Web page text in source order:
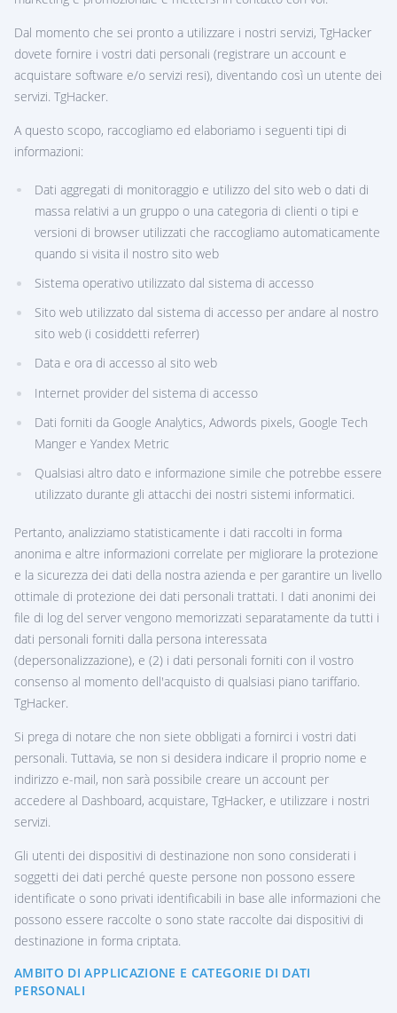
Dal momento che sei pronto a utilizzare i nostri servizi, TgHacker
dovete fornire i vostri dati personali (registrare un account e
acquistare software e/o servizi resi), diventando così un utente dei
servizi. TgHacker.
A questo scopo, raccogliamo ed elaboriamo i seguenti tipi di
informazioni:
Dati aggregati di monitoraggio e utilizzo del sito web o dati di
massa relativi a un gruppo o una categoria di clienti o tipi e
versioni di browser utilizzati che raccogliamo automaticamente
quando si visita il nostro sito web
Sistema operativo utilizzato dal sistema di accesso
Sito web utilizzato dal sistema di accesso per andare al nostro
sito web (i cosiddetti referrer)
Data e ora di accesso al sito web
Internet provider del sistema di accesso
Dati forniti da Google Analytics, Adwords pixels, Google Tech
Manger e Yandex Metric
Qualsiasi altro dato e informazione simile che potrebbe essere
utilizzato durante gli attacchi dei nostri sistemi informatici.
Pertanto, analizziamo statisticamente i dati raccolti in forma
anonima e altre informazioni correlate per migliorare la protezione
e la sicurezza dei dati della nostra azienda e per garantire un livello
ottimale di protezione dei dati personali trattati. I dati anonimi dei
file di log del server vengono memorizzati separatamente da tutti i
dati personali forniti dalla persona interessata
(depersonalizzazione), e (2) i dati personali forniti con il vostro
consenso al momento dell'acquisto di qualsiasi piano tariffario.
TgHacker.
Si prega di notare che non siete obbligati a fornirci i vostri dati
personali. Tuttavia, se non si desidera indicare il proprio nome e
indirizzo e-mail, non sarà possibile creare un account per
accedere al Dashboard, acquistare, TgHacker, e utilizzare i nostri
servizi.
Gli utenti dei dispositivi di destinazione non sono considerati i
soggetti dei dati perché queste persone non possono essere
identificate o sono privati identificabili in base alle informazioni che
possono essere raccolte o sono state raccolte dai dispositivi di
destinazione in forma criptata.
AMBITO DI APPLICAZIONE E CATEGORIE DI DATI
PERSONALI